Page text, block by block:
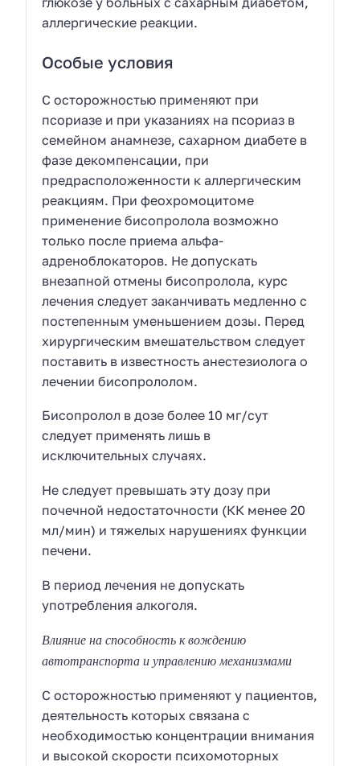
аллергические реакции.
Особые условия
С осторожностью применяют при
псориазе и при указаниях на псориаз в
семейном анамнезе, сахарном диабете в
фазе декомпенсации, при
предрасположенности к аллергическим
реакциям. При феохромоцитоме
применение бисопролола возможно
только после приема альфа-
адреноблокаторов. Не допускать
внезапной отмены бисопролола, курс
лечения следует заканчивать медленно с
постепенным уменьшением дозы. Перед
хирургическим вмешательством следует
поставить в известность анестезиолога о
лечении бисопрололом.
Бисопролол в дозе более 10 мг/сут
следует применять лишь в
исключительных случаях.
Не следует превышать эту дозу при
почечной недостаточности (КК менее 20
мл/мин) и тяжелых нарушениях функции
печени.
В период лечения не допускать
употребления алкоголя.
Влияние на способность к вождению
автотранспорта и управлению механизмами
С осторожностью применяют у пациентов,
деятельность которых связана с
необходимостью концентрации внимания
и высокой скорости психомоторных